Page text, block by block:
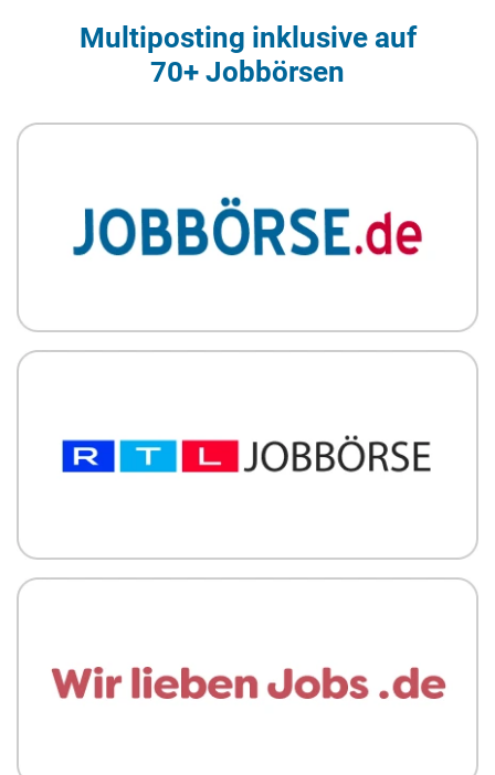
Multiposting inklusive auf
70+ Jobbörsen